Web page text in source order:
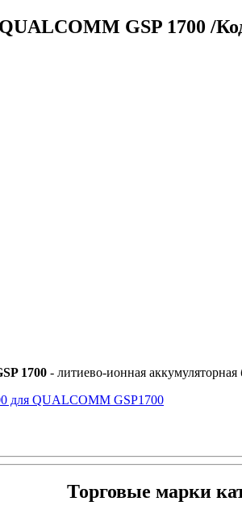
GSP 1700 /
1700 - литиево-ионная
для QUALCOMM GSP1700
Торговые марки